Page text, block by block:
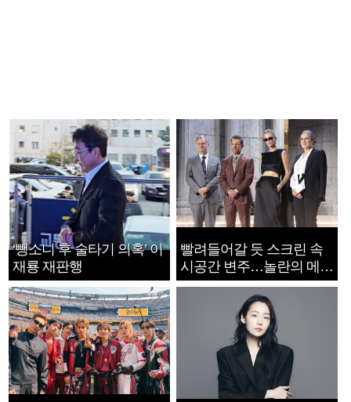
‘뺑소니 후 술타기 의혹’ 이
재룡 재판행
빨려들어갈 듯 스크린 속
시공간 변주…놀란의 메시
지는 ‘전쟁 속죄’